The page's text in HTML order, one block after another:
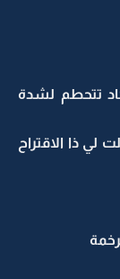
تتحطم لشدة
ذا الاقتراح